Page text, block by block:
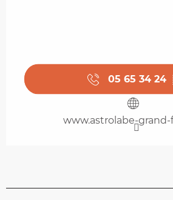
05 65 34 24
www.astrolabe-grand-